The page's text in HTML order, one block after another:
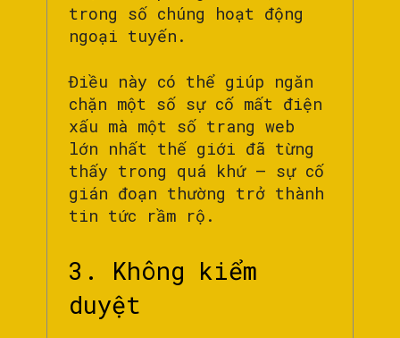
trong số chúng hoạt động
ngoại tuyến.
Điều này có thể giúp ngăn
chặn một số sự cố mất điện
xấu mà một số trang web
lớn nhất thế giới đã từng
thấy trong quá khứ – sự cố
gián đoạn thường trở thành
tin tức rầm rộ.
3. Không kiểm
duyệt